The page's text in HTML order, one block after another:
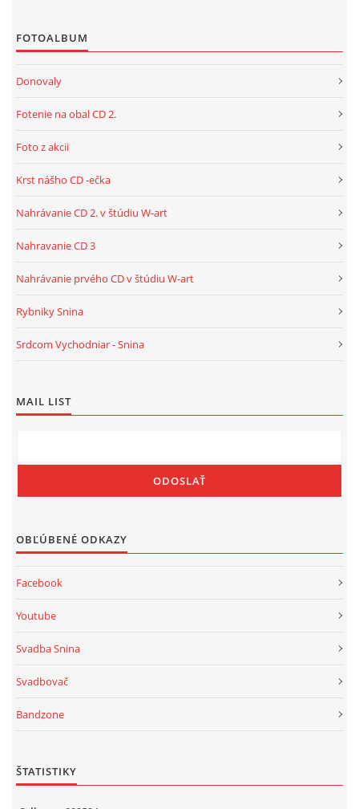
FOTOALBUM
Donovaly
Fotenie na obal CD 2.
Foto z akcii
Krst nášho CD -ečka
Nahrávanie CD 2. v štúdiu W-art
Nahravanie CD 3
Nahrávanie prvého CD v štúdiu W-art
Rybniky Snina
Srdcom Vychodniar - Snina
MAIL LIST
OBĽÚBENÉ ODKAZY
Facebook
Youtube
Svadba Snina
Svadbovač
Bandzone
ŠTATISTIKY